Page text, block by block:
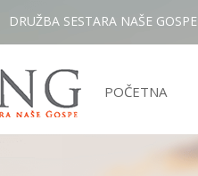
DRUŽBA SESTARA NAŠE GOSPE
POČETNA